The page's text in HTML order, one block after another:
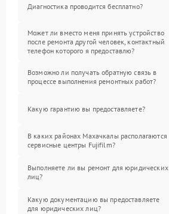
Диагностика проводится бесплатно?
Может ли вместо меня принять устройство
после ремонта другой человек, контактный
телефон которого я предоставлю?
Возможно ли получать обратную связь в
процессе выполнения ремонтных работ?
Какую гарантию вы предоставляете?
В каких районах Махачкалы располагаются
сервисные центры Fujifilm?
Выполняете ли вы ремонт для юридических
лиц?
Какую документацию вы предоставляете
для юридических лиц?